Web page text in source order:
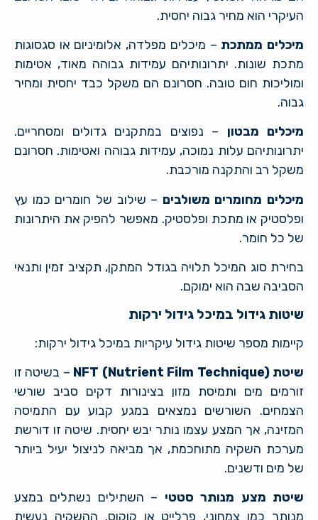
העיקרי הוא מחיר גבוה יחסית.
מיכלים ממתכת – מיכלים מפלדה, אלומיניום או סגסוגות
מתכת שונות. יתרונותיהם עמידות גבוהה מאוד, אטימות
ומוליכות חום טובה. חסרונם הם משקל כבד יחסית ומחיר
גבוה.
מיכלים מבטון – נפוצים במתקנים גדולים ומסחריים.
יתרונותיהם עלות נמוכה, עמידות גבוהה ואטימות. חסרונם
משקל רב והתקנה מורכבת.
מיכלים מחומרים משולבים – שילוב של חומרים כמו עץ
ופלסטיק או מתכת ופלסטיק. מאפשר להפיק את היתרונות
של כל חומר.
בחירת סוג המיכל תלויה בגודל המתקן, תקציב זמין ותנאי
הסביבה שבה הוא ימוקם.
שיטות גידול במיכל גידול ירקות
קיימות מספר שיטות גידול עיקריות במיכל גידול ירקות:
שיטת NFT (Nutrient Film Technique)
– בשיטה זו
זורמים מים ותמיסת מזון בצינורות דקים סביב שורשי
הצמחים. השורשים נמצאים במגע קבוע עם התמיסה
המזינה, אך המצע עצמו נותר יבש יחסית. שיטה זו דורשת
מערכת השקיה מתוחכמת, אך מביאה לניצול יעיל ביותר
של מים ודשנים.
שיטת מצע מנותר סטטי – השתילים נשתלים במצע
מנותר כמו צמחוני, פרלייט או קוקוס. ההשקיה נעשית